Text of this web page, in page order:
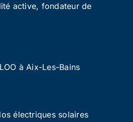
active, fondateur de
à Aix-Les-Bains
électriques solaires